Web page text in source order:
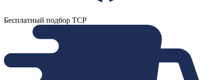
Бесплатный подбор ТСР